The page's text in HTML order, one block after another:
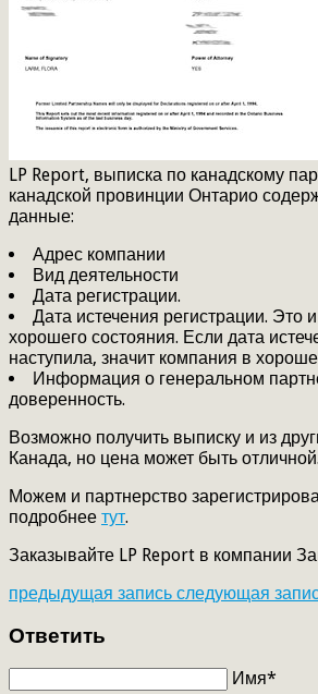
LP Report, выписка по канадскому
канадской провинции Онтарио
данные:
Адрес компании
Вид деятельности
Дата регистрации.
Дата истечения регистрации. Это
хорошего состояния. Если дата
наступила, значит компания в
Информация о генеральном
доверенность.
Возможно получить выписку и из
Канада, но цена может быть отличной.
Можем и партнерство
подробнее тут.
Заказывайте LP Report в компании
предыдущая запись следующая
Ответить
Имя*